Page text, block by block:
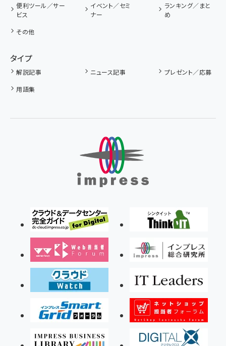
便利ツール／サー
ビス
イベント／セミ
ナー
ランキング／まと
め
その他
タイプ
解説記事 ニュース記事
プレゼント／応募
用語集